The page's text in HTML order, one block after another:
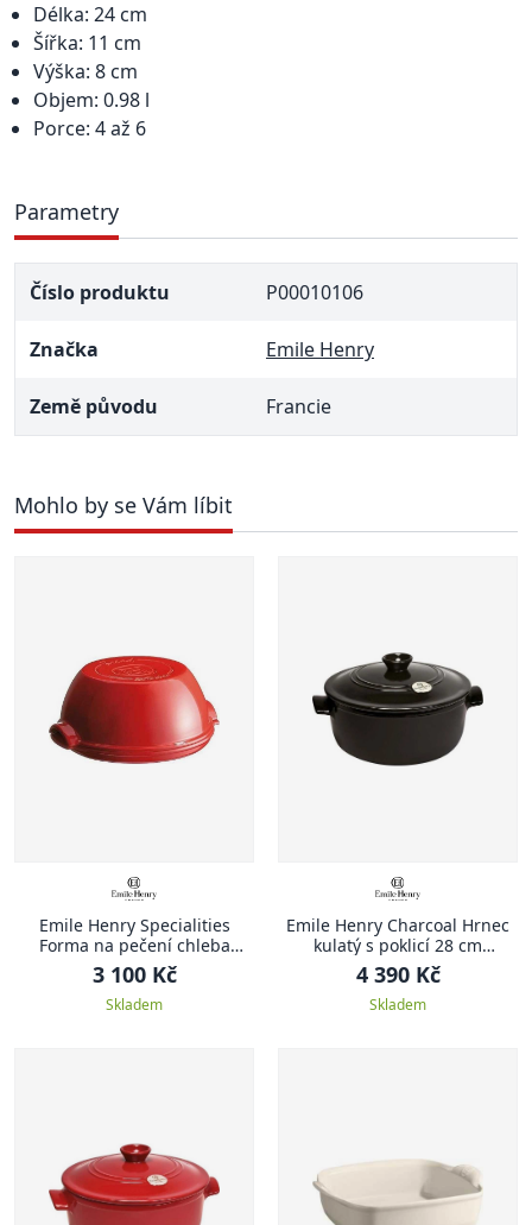
Délka: 24 cm
Šířka: 11 cm
Výška: 8 cm
Objem: 0.98 l
Porce: 4 až 6
Parametry
Číslo produktu P00010106
Značka Emile Henry
Země původu Francie
Mohlo by se Vám líbit
Emile Henry Specialities
Forma na pečení chleba
Specialities 32,5 x 29,5 cm
červená Burgundy
3 100 Kč
Skladem
Emile Henry Charcoal Hrnec
kulatý s poklicí 28 cm
antracitový Charcoal
4 390 Kč
Skladem